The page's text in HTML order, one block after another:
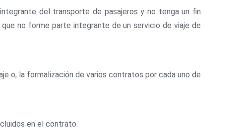
del transporte de pasajeros y no tenga un fin
no forme parte integrante de un servicio de viaje de
o, la formalización de varios contratos por cada uno de
en el contrato.